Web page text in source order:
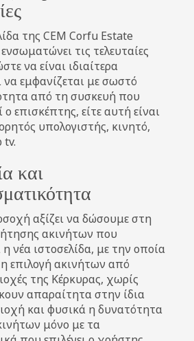
της CEM Corfu Estate
τις τελευταίες
να είναι ιδιαίτερα
εμφανίζεται με σωστό
από τη συσκευή που
επισκέπτης, είτε αυτή είναι
υπολογιστής, κινητό,
tv.
και
αξίζει να δώσουμε στη
ακινήτων που
νέα ιστοσελίδα, με την οποία
επιλογή ακινήτων από
της Κέρκυρας, χωρίς
απαραίτητα στην ίδια
και φυσικά η δυνατότητα
μόνο με τα